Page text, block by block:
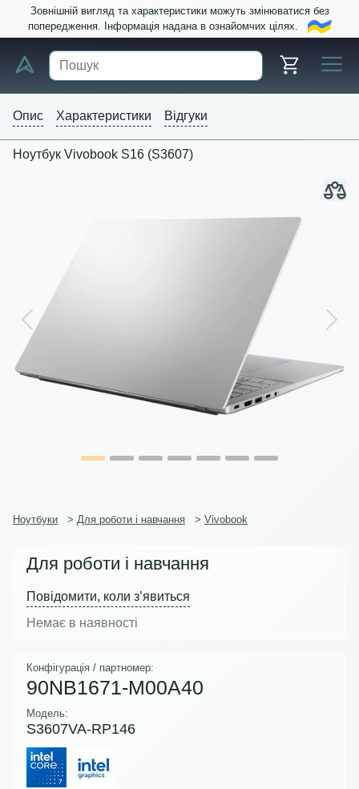
Зовнішній вигляд та характеристики можуть змінюватися без
попередження. Інформація надана в ознайомчих цілях.
Опис Характеристики Відгуки
Ноутбук Vivobook S16 (S3607)
Previous Next
Ноутбуки > Для роботи і навчання > Vivobook
Для роботи і навчання
Повідомити, коли з’явиться
Немає в наявності
Конфігурація / партномер:
90NB1671-M00A40
Модель:
S3607VA-RP146